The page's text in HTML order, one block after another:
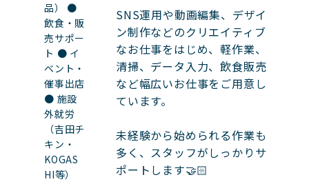
品） ●
飲食・販
売サポー
ト ● イ
ベント・
催事出店
● 施設
外就労
（吉田チ
キン・
KOGAS
HI等）
SNS運用や動画編集、デザイ
ン制作などのクリエイティブ
なお仕事をはじめ、軽作業、
清掃、データ入力、飲食販売
など幅広いお仕事をご用意し
ています。
未経験から始められる作業も
多く、スタッフがしっかりサ
ポートします🤝🏻